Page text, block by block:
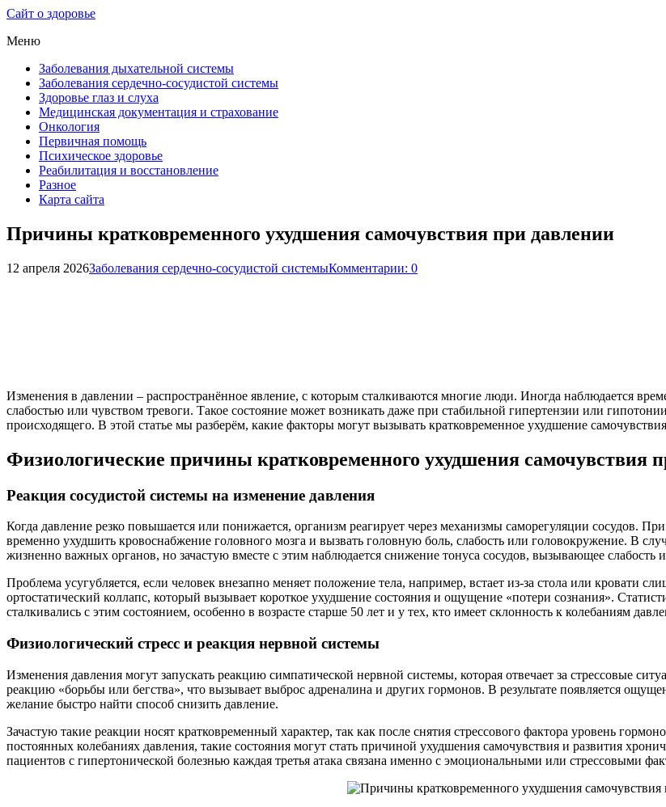
Сайт о здоровье
Меню
Заболевания дыхательной системы
Заболевания сердечно-сосудистой системы
Здоровье глаз и слуха
Медицинская документация и страхование
Онкология
Первичная помощь
Психическое здоровье
Реабилитация и восстановление
Разное
Карта сайта
Причины кратковременного ухудшения самочувствия при давлении
12 апреля 2026Заболевания сердечно-сосудистой системыКомментарии: 0
Изменения в давлении – распространённое явление, с которым сталкиваются многие люди. Иногда наблюдается
слабостью или чувством тревоги. Такое состояние может возникать даже при стабильной гипертензии или
происходящего. В этой статье мы разберём, какие факторы могут вызывать кратковременное ухудшение
Физиологические причины кратковременного ухудшения самочувствия
Реакция сосудистой системы на изменение давления
Когда давление резко повышается или понижается, организм реагирует через механизмы саморегуляции сосудов.
временно ухудшить кровоснабжение головного мозга и вызвать головную боль, слабость или головокружение. В
жизненно важных органов, но зачастую вместе с этим наблюдается снижение тонуса сосудов, вызывающее слабость
Проблема усугубляется, если человек внезапно меняет положение тела, например, встает из-за стола или кровати
ортостатический коллапс, который вызывает короткое ухудшение состояния и ощущение «потери сознания».
сталкивались с этим состоянием, особенно в возрасте старше 50 лет и у тех, кто имеет склонность к колебаниям
Физиологический стресс и реакция нервной системы
Изменения давления могут запускать реакцию симпатической нервной системы, которая отвечает за стрессовые
реакцию «борьбы или бегства», что вызывает выброс адреналина и других гормонов. В результате появляется
желание быстро найти способ снизить давление.
Зачастую такие реакции носят кратковременный характер, так как после снятия стрессового фактора уровень
постоянных колебаниях давления, такие состояния могут стать причиной ухудшения самочувствия и развития
пациентов с гипертонической болезнью каждая третья атака связана именно с эмоциональными или стрессовыми